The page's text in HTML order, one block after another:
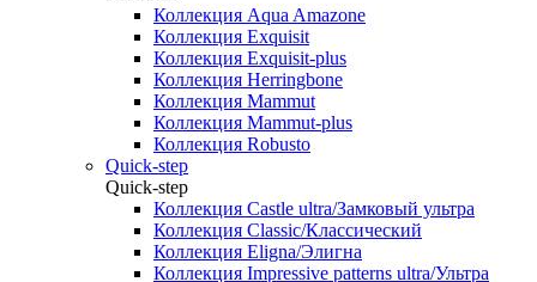
Коллекция Aqua Amazone
Коллекция Exquisit
Коллекция Exquisit-plus
Коллекция Herringbone
Коллекция Mammut
Коллекция Mammut-plus
Коллекция Robusto
Quick-step
Quick-step
Коллекция Castle ultra/Замковый ультра
Коллекция Classic/Классический
Коллекция Eligna/Элигна
Коллекция Impressive patterns ultra/Ультра